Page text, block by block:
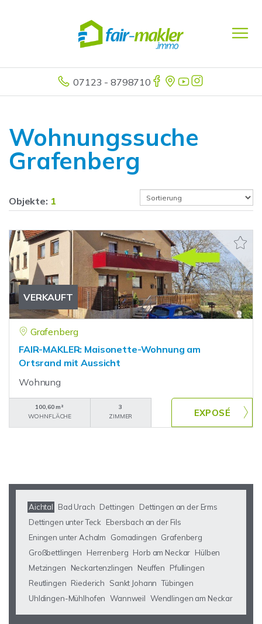
07123 - 8798710
Wohnungssuche
Grafenberg
Objekte: 1
VERKAUFT
Grafenberg
FAIR-MAKLER: Maisonette-Wohnung am
Ortsrand mit Aussicht
Wohnung
100,60 m²
WOHNFLÄCHE
3
ZIMMER
Aichtal Bad Urach Dettingen
Dettingen an der Erms
Dettingen unter Teck
Ebersbach an der Fils
Eningen unter Achalm
Gomadingen Grafenberg
Großbettlingen
Herrenberg Horb am Neckar Hülben
Metzingen
Neckartenzlingen Neuffen
Pfullingen
Reutlingen Riederich Sankt Johann Tübingen
Uhldingen-Mühlhofen Wannweil Wendlingen am Neckar